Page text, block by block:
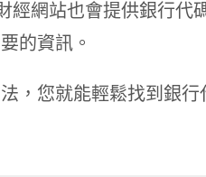
經網站也會提供銀行代
的資訊。
，您就能輕鬆找到銀